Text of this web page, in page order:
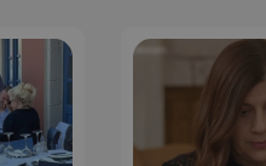
Microsoft Corporation
themasports.tothemaonline.com